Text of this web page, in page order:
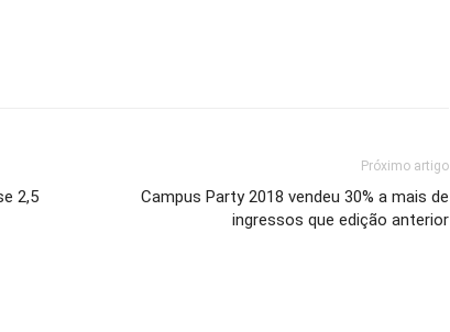
2,5
Próximo artigo
Campus Party 2018 vendeu 30% a mais de
ingressos que edição anterior